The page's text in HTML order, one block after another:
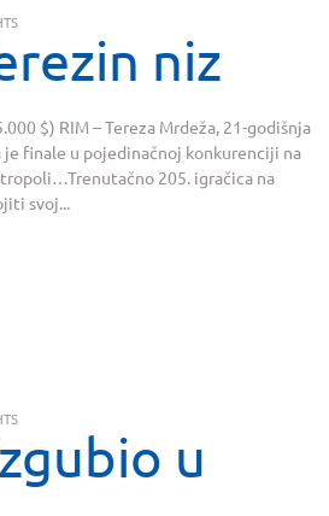
niz
$) RIM – Tereza Mrdeža, 21-godišnja
je finale u pojedinačnoj konkurenciji na
205. igračica na
svoj...
u